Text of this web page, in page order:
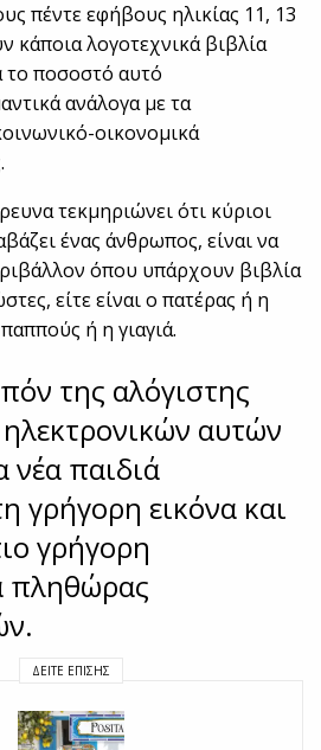
πέντε εφήβους ηλικίας 11, 13
κάποια λογοτεχνικά βιβλία
το ποσοστό αυτό
ανάλογα με τα
οικονομικά
τεκμηριώνει ότι κύριοι
ένας άνθρωπος, είναι να
όπου υπάρχουν βιβλία
είτε είναι ο πατέρας ή η
ή η γιαγιά.
της αλόγιστης
αυτών
νέα παιδιά
γρήγορη εικόνα και
γρήγορη
πληθώρας
ΔΕΊΤΕ ΕΠΊΣΗΣ